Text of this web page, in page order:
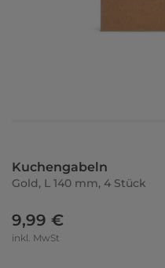
Kuchengabeln
Gold, L 140 mm, 4 Stück
9,99 €
inkl. MwSt